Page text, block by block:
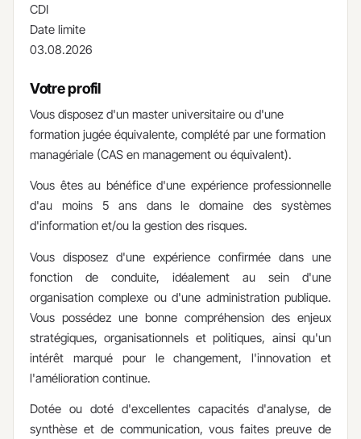
CDI
Date limite
03.08.2026
Votre profil
Vous disposez d'un master universitaire ou d'une
formation jugée équivalente, complété par une formation
managériale (CAS en management ou équivalent).
Vous êtes au bénéfice d'une expérience professionnelle
d'au moins 5 ans dans le domaine des systèmes
d'information et/ou la gestion des risques.
Vous disposez d'une expérience confirmée dans une
fonction de conduite, idéalement au sein d'une
organisation complexe ou d'une administration publique.
Vous possédez une bonne compréhension des enjeux
stratégiques, organisationnels et politiques, ainsi qu'un
intérêt marqué pour le changement, l'innovation et
l'amélioration continue.
Dotée ou doté d'excellentes capacités d'analyse, de
synthèse et de communication, vous faites preuve de